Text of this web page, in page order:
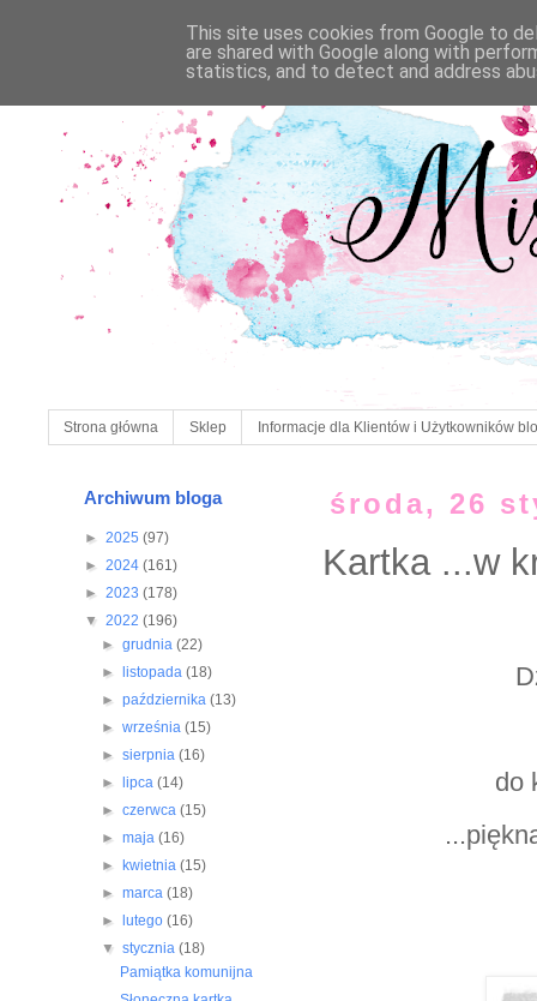
Strona główna Sklep Informacje dla Klientów i Użytkowników
środa, 26
Kartka ...w
do
Archiwum bloga
► 2025 (97)
► 2024 (161)
► 2023 (178)
▼ 2022 (196)
►grudnia(22)
►
listopada(18)
►października(13)
►września(15)
►sierpnia(16)
►
lipca(14)
►czerwca(15)
►maja(16)
►
kwietnia(15)
►marca(18)
►
lutego(16)
▼stycznia(18)
Pamiątka komunijna
This site uses cookies from Google to
are shared with Google along with
statistics, and to detect and address